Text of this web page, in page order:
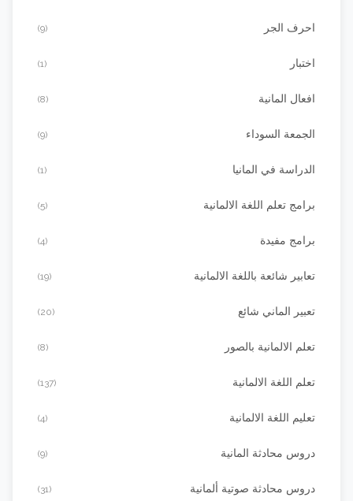
احرف الجر (9)
اختبار (1)
افعال المانية (8)
الجمعة السوداء (9)
الدراسة في المانيا (1)
برامج تعلم اللغة الالمانية (5)
برامج مفيدة (4)
تعابير شائعة باللغة الالمانية (19)
تعبير الماني شائع (20)
تعلم الالمانية بالصور (8)
تعلم اللغة الالمانية (137)
تعليم اللغة الالمانية (4)
دروس محادثة المانية (9)
دروس محادثة صوتية ألمانية (31)